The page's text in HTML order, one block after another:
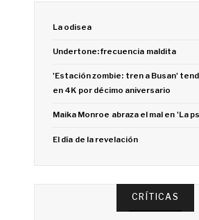
La odisea
Undertone: frecuencia maldita
'Estación zombie: tren a Busan'
en 4K por décimo aniversario
Maika Monroe abraza el mal en 'La
El día de la revelación
CRÍTICAS